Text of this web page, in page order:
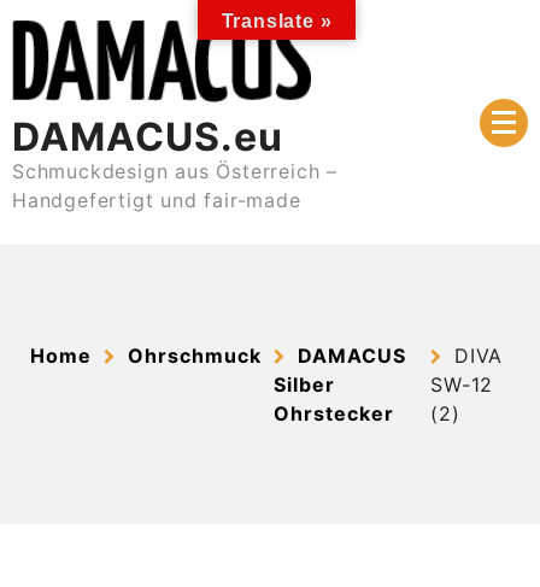
content
DAMACUS.eu
Schmuckdesign aus Österreich –
Handgefertigt und fair-made
Home Ohrschmuck
DAMACUS
Silber
Ohrstecker
DIVA
SW-12
(2)
Translate »